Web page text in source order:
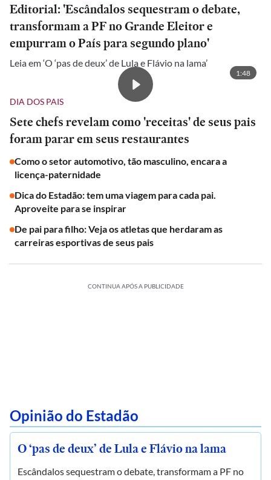
Editorial: 'Escândalos sequestram o debate,
transformam a PF no Grande Eleitor e
empurram o País para segundo plano'
Leia em ‘O ‘pas de deux’ de Lula e Flávio na lama’
1:48
DIA DOS PAIS
Sete chefs revelam como 'receitas' de seus pais
foram parar em seus restaurantes
Como o setor automotivo, tão masculino, encara a
licença-paternidade
Dica do Estadão: tem uma viagem para cada pai.
Aproveite para se inspirar
De pai para filho: Veja os atletas que herdaram as
carreiras esportivas de seus pais
CONTINUA APÓS A PUBLICIDADE
Opinião do Estadão
O ‘pas de deux’ de Lula e Flávio na lama
Escândalos sequestram o debate, transformam a PF no